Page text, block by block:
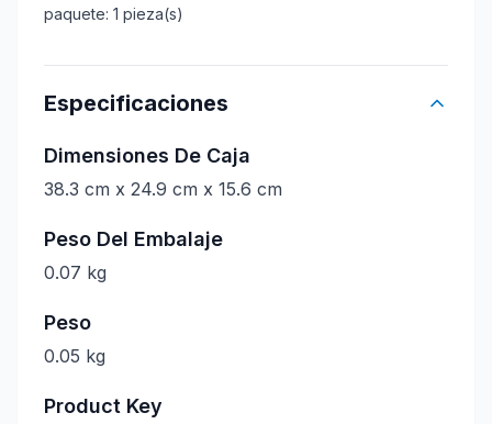
paquete: 1 pieza(s)
Especificaciones
Dimensiones De Caja
38.3 cm x 24.9 cm x 15.6 cm
Peso Del Embalaje
0.07 kg
Peso
0.05 kg
Product Key